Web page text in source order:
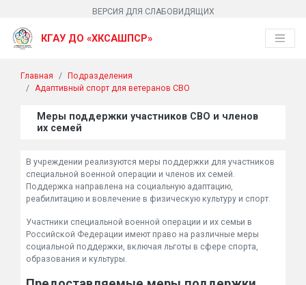
ВЕРСИЯ ДЛЯ СЛАБОВИДЯЩИХ
КГАУ ДО «ХКСАШПСР»
Главная
Подразделения
Адаптивный спорт для ветеранов СВО
Меры поддержки участников СВО и членов
их семей
В учреждении реализуются меры поддержки для участников
специальной военной операции и членов их семей.
Поддержка направлена на социальную адаптацию,
реабилитацию и вовлечение в физическую культуру и спорт.
Участники специальной военной операции и их семьи в
Российской Федерации имеют право на различные меры
социальной поддержки, включая льготы в сфере спорта,
образования и культуры.